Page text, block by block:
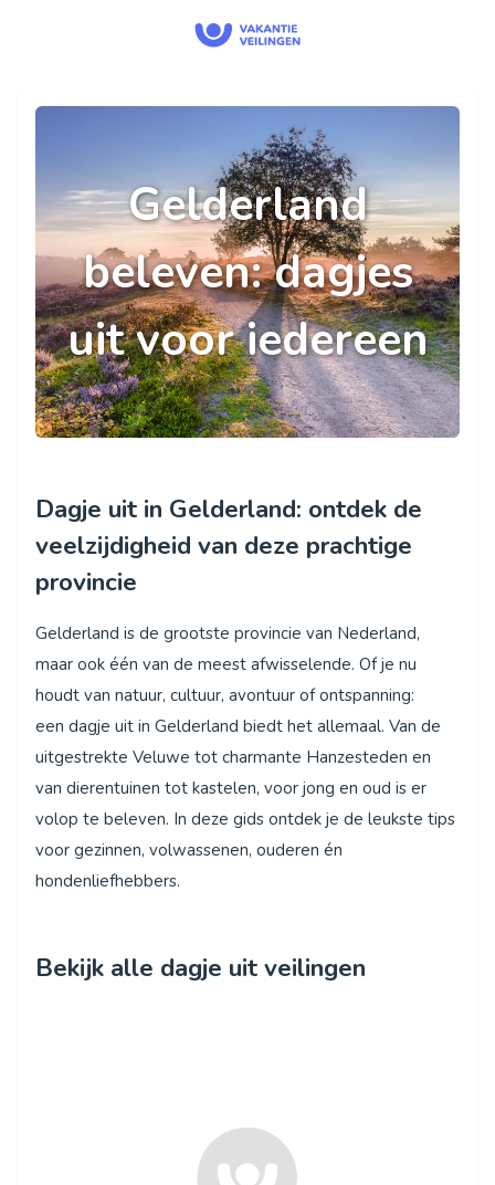
Gelderland
beleven: dagjes
uit voor iedereen
Dagje uit in Gelderland: ontdek de
veelzijdigheid van deze prachtige
provincie
Gelderland is de grootste provincie van Nederland,
maar ook één van de meest afwisselende. Of je nu
houdt van natuur, cultuur, avontuur of ontspanning:
een dagje uit in Gelderland biedt het allemaal. Van de
uitgestrekte Veluwe tot charmante Hanzesteden en
van dierentuinen tot kastelen, voor jong en oud is er
volop te beleven. In deze gids ontdek je de leukste tips
voor gezinnen, volwassenen, ouderen én
hondenliefhebbers.
Bekijk alle dagje uit veilingen